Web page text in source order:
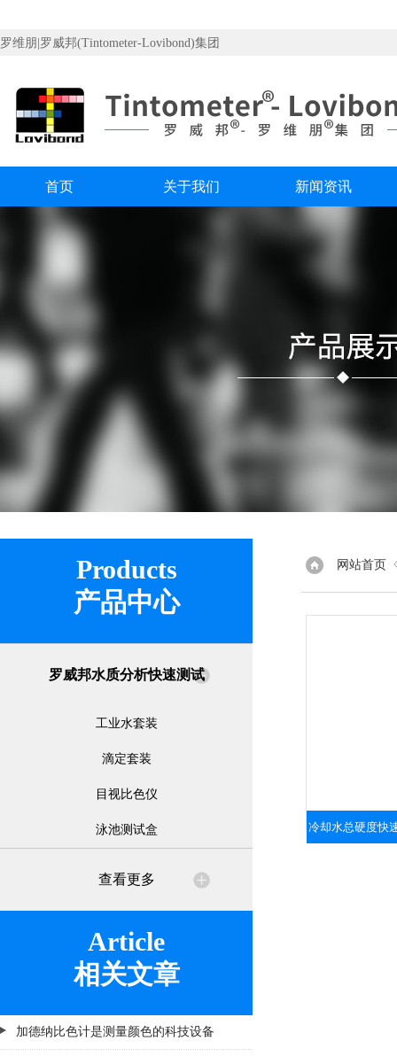
罗维朋|罗威邦(Tintometer-Lovibond)集团
首页 关于我们 新闻资讯
Products
产品中心
罗威邦水质分析快速测试
工业水套装
滴定套装
目视比色仪
泳池测试盒
查看更多
Article
相关文章
加德纳比色计是测量颜色的科技设备
网站首页
冷却水总硬度快